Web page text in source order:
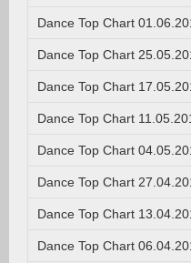
Dance Top Chart
Dance Top Chart
Dance Top Chart
Dance Top Chart
Dance Top Chart
Dance Top Chart
Dance Top Chart
Dance Top Chart